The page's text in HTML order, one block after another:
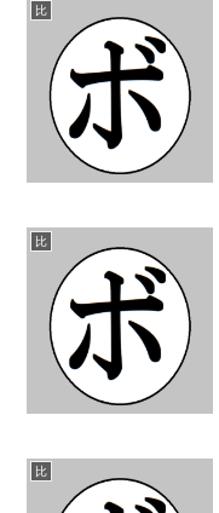
比
比
比